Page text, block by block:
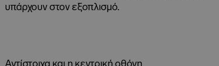
υπάρχουν στον εξοπλισμό.